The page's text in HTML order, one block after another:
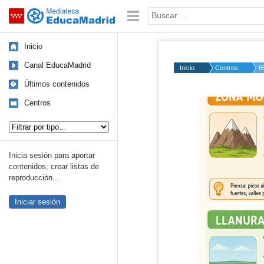
Saltar navegación Palabra o frase:
Inicio
Canal EducaMadrid
Últimos contenidos
Centros
Inicia sesión para aportar
contenidos, crear listas de
reproducción...
Iniciar sesión
Inicio Centros